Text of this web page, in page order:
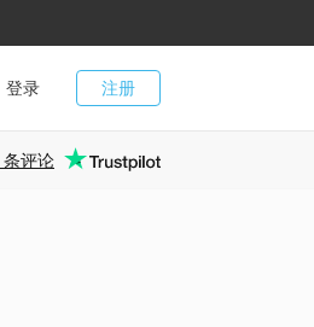
注册
登录
条评论